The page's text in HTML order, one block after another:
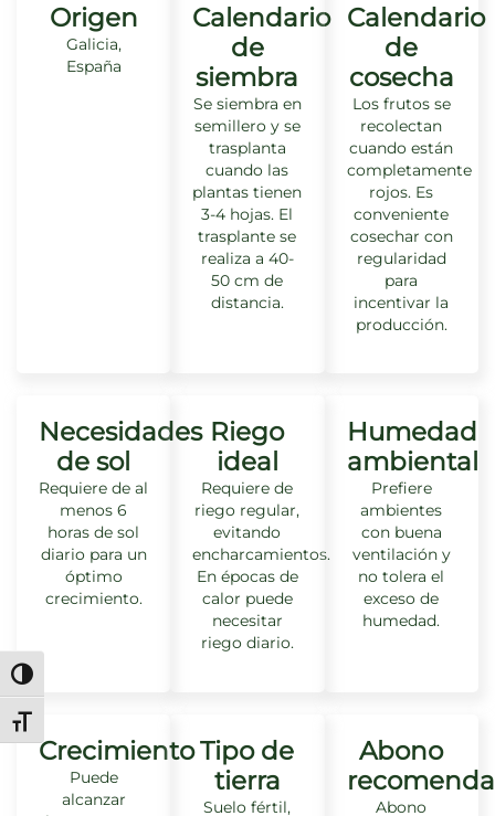
Alternar alto contraste
Alternar tamaño de letra
Origen
Galicia,
España
Calendario
de
siembra
Se siembra en
semillero y se
trasplanta
cuando las
plantas tienen
3-4 hojas. El
trasplante se
realiza a 40-
50 cm de
distancia.
Calendario
de
cosecha
Los frutos se
recolectan
cuando están
completamente
rojos. Es
conveniente
cosechar con
regularidad
para
incentivar la
producción.
Necesidades
de sol
Requiere de al
menos 6
horas de sol
diario para un
óptimo
crecimiento.
Riego
ideal
Requiere de
riego regular,
evitando
encharcamientos.
En épocas de
calor puede
necesitar
riego diario.
Humedad
ambiental
Prefiere
ambientes
con buena
ventilación y
no tolera el
exceso de
humedad.
Crecimiento
Puede
alcanzar
Tipo de
tierra
Suelo fértil,
Abono
Abono